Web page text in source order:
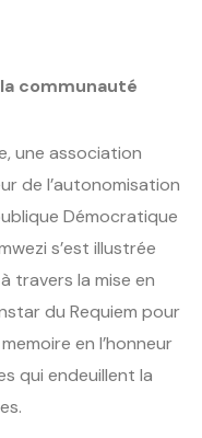
communauté
une association
de l’autonomisation
Démocratique
s’est illustrée
travers la mise en
du Requiem pour
en l’honneur
qui endeuillent la